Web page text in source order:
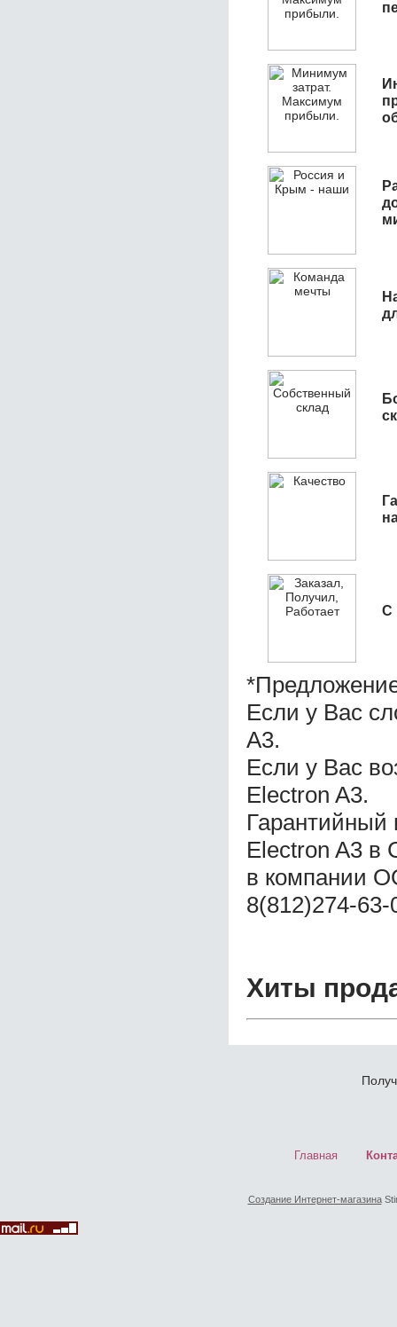
С
Если у Вас
A3.
Если у Вас
Electron A3.
Гарантийный
Electron A3 в
в компании
8(812)274-63-
Хиты
Главная
Создание Интернет-магазина